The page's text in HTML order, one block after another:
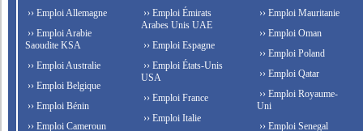
›› Emploi Allemagne
›› Emploi Arabie
Saoudite KSA
›› Emploi Australie
›› Emploi Belgique
›› Emploi Bénin
›› Emploi Cameroun
›› Emploi Émirats
Arabes Unis UAE
›› Emploi Espagne
›› Emploi États-Unis
USA
›› Emploi France
›› Emploi Italie
›› Emploi Mauritanie
›› Emploi Oman
›› Emploi Poland
›› Emploi Qatar
›› Emploi Royaume-
Uni
›› Emploi Senegal